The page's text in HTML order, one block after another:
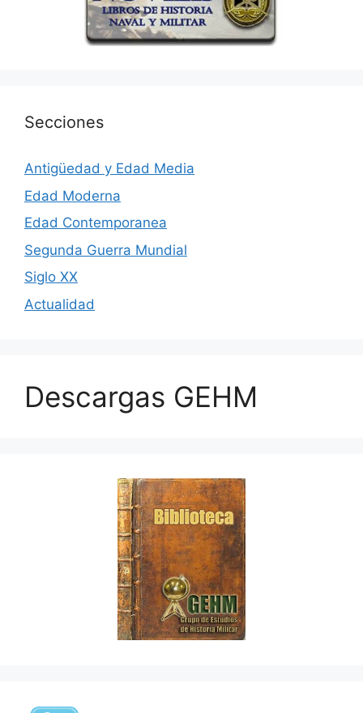
Secciones
Antigüedad y Edad Media
Edad Moderna
Edad Contemporanea
Segunda Guerra Mundial
Siglo XX
Actualidad
Descargas GEHM